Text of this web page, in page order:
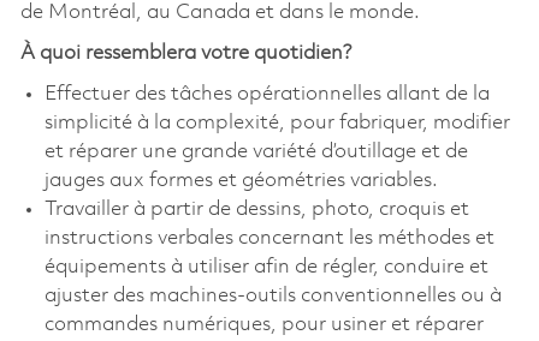
de Montréal, au Canada et dans le monde.
À quoi ressemblera votre quotidien?
Effectuer des tâches opérationnelles allant de la
simplicité à la complexité, pour fabriquer, modifier
et réparer une grande variété d’outillage et de
jauges aux formes et géométries variables.
Travailler à partir de dessins, photo, croquis et
instructions verbales concernant les méthodes et
équipements à utiliser afin de régler, conduire et
ajuster des machines-outils conventionnelles ou à
commandes numériques, pour usiner et réparer